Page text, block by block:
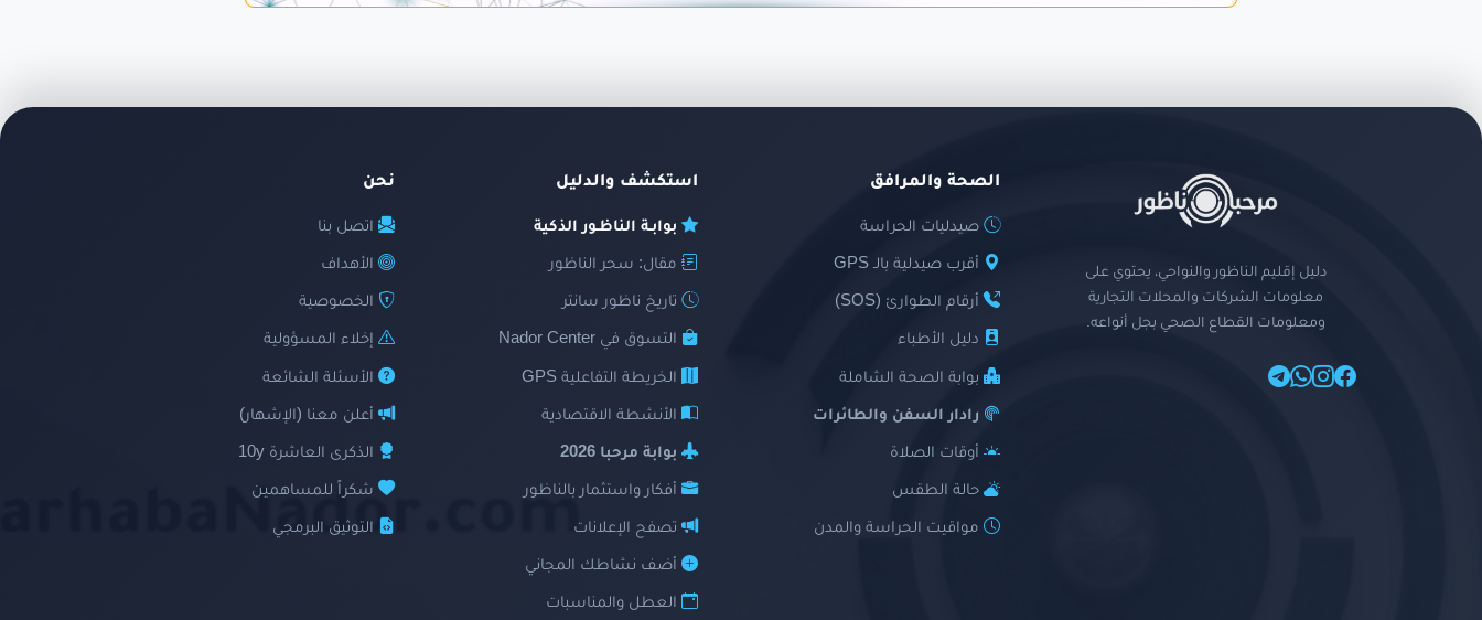
دليل إقليم الناظور والنواحي، يحتوي على
معلومات الشركات والمحلات التجارية
ومعلومات القطاع الصحي بجل أنواعه.
الصحة والمرافق
صيدليات الحراسة
أقرب صيدلية بالـ GPS
أرقام الطوارئ (SOS)
دليل الأطباء
بوابة الصحة الشاملة
رادار السفن والطائرات
أوقات الصلاة
حالة الطقس
مواقيت الحراسة والمدن
استكشف والدليل
بوابـة الناظـور الذكية
مقال: سحر الناظور
تاريخ ناظور سانتر
التسوق في Nador Center
الخريطة التفاعلية GPS
الأنشطة الاقتصادية
بوابة مرحبا 2026
أفكار واستثمار بالناظور
تصفح الإعلانات
أضف نشاطك المجاني
العطل والمناسبات
نحن
اتصل بنا
الأهداف
الخصوصية
إخلاء المسؤولية
الأسئلة الشائعة
أعلن معنا (الإشهار)
الذكرى العاشرة 10y
شكراً للمساهمين
التوثيق البرمجي